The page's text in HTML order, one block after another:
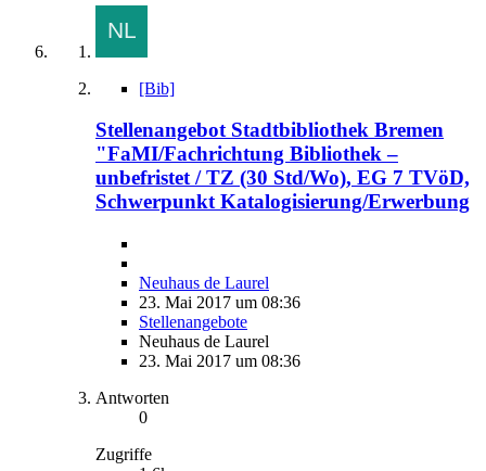
[Bib]
Stellenangebot Stadtbibliothek Bremen
"FaMI/Fachrichtung Bibliothek –
unbefristet / TZ (30 Std/Wo), EG 7 TVöD,
Schwerpunkt Katalogisierung/Erwerbung
Neuhaus de Laurel
23. Mai 2017 um 08:36
Stellenangebote
Neuhaus de Laurel
23. Mai 2017 um 08:36
Antworten
0
Zugriffe